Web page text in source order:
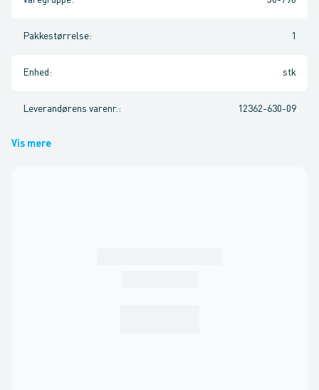
Pakkestørrelse: 1
Enhed : stk
Leverandørens varenr. : 12362-630-09
Vis mere